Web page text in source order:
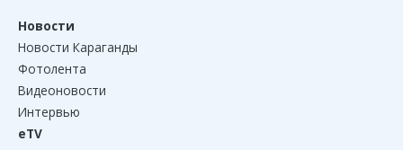
Новости
Новости Караганды
Фотолента
Видеоновости
Интервью
eTV